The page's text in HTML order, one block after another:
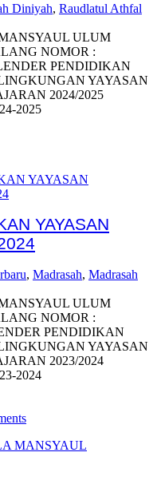
Diniyah, Raudlatul Athfal
ULUM
NOMOR :
PENDIDIKAN
YAYASAN
2024/2025
2025
YAYASAN
, Madrasah, Madrasah
ULUM
NOMOR :
PENDIDIKAN
YAYASAN
2023/2024
2024